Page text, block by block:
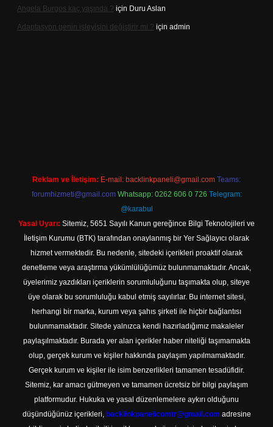
Angela Burgos kaç yaşında ? için Duru Aslan
Adaptasyon genin işleyişini değiştirir mi ? için admin
Reklam ve İletişim: E-mail: backlinkpaneli@gmail.com Teams:
forumhizmeti@gmail.com Whatsapp: 0262 606 0 726 Telegram:
@karabul
Yasal Uyarı: Sitemiz, 5651 Sayılı Kanun gereğince Bilgi Teknolojileri ve
İletişim Kurumu (BTK) tarafından onaylanmış bir Yer Sağlayıcı olarak
hizmet vermektedir. Bu nedenle, sitedeki içerikleri proaktif olarak
denetleme veya araştırma yükümlülüğümüz bulunmamaktadır. Ancak,
üyelerimiz yazdıkları içeriklerin sorumluluğunu taşımakta olup, siteye
üye olarak bu sorumluluğu kabul etmiş sayılırlar. Bu internet sitesi,
herhangi bir marka, kurum veya şahıs şirketi ile hiçbir bağlantısı
bulunmamaktadır. Sitede yalnızca kendi hazırladığımız makaleler
paylaşılmaktadır. Burada yer alan içerikler haber niteliği taşımamakta
olup, gerçek kurum ve kişiler hakkında paylaşım yapılmamaktadır.
Gerçek kurum ve kişiler ile isim benzerlikleri tamamen tesadüfidir.
Sitemiz, kar amacı gütmeyen ve tamamen ücretsiz bir bilgi paylaşım
platformudur. Hukuka ve yasal düzenlemelere aykırı olduğunu
düşündüğünüz içerikleri, backlinkpanelicomtr@gmail.com adresine